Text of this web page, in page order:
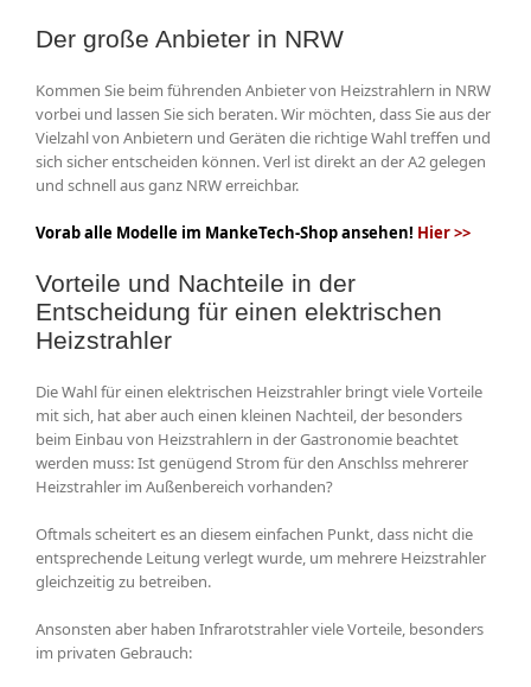
Der große Anbieter in NRW
Kommen Sie beim führenden Anbieter von Heizstrahlern in NRW
vorbei und lassen Sie sich beraten. Wir möchten, dass Sie aus der
Vielzahl von Anbietern und Geräten die richtige Wahl treffen und
sich sicher entscheiden können. Verl ist direkt an der A2 gelegen
und schnell aus ganz NRW erreichbar.
Vorab alle Modelle im MankeTech-Shop ansehen! Hier >>
Vorteile und Nachteile in der
Entscheidung für einen elektrischen
Heizstrahler
Die Wahl für einen elektrischen Heizstrahler bringt viele Vorteile
mit sich, hat aber auch einen kleinen Nachteil, der besonders
beim Einbau von Heizstrahlern in der Gastronomie beachtet
werden muss: Ist genügend Strom für den Anschlss mehrerer
Heizstrahler im Außenbereich vorhanden?
Oftmals scheitert es an diesem einfachen Punkt, dass nicht die
entsprechende Leitung verlegt wurde, um mehrere Heizstrahler
gleichzeitig zu betreiben.
Ansonsten aber haben Infrarotstrahler viele Vorteile, besonders
im privaten Gebrauch: